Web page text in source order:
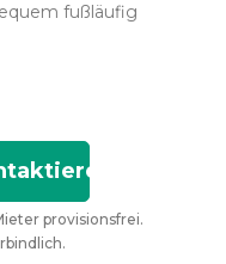
fußläufig
provisionsfrei.